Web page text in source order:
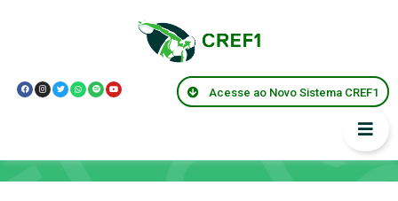
Acesse ao Novo Sistema CREF1